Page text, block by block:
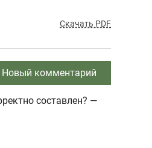
Скачать PDF
Новый комментарий
составлен? —